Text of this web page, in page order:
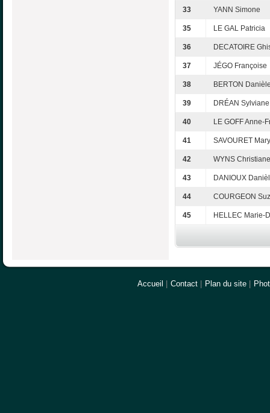
33 YANN Simone
35 LE GAL Patricia
36 DECATOIRE
37 JÉGO Françoise
38 BERTON
39 DRÉAN Sylviane
40 LE GOFF Anne-
41 SAVOURET
42 WYNS Christiane
43 DANIOUX
44 COURGEON
45 HELLEC Marie-
Accueil Contact Plan du site